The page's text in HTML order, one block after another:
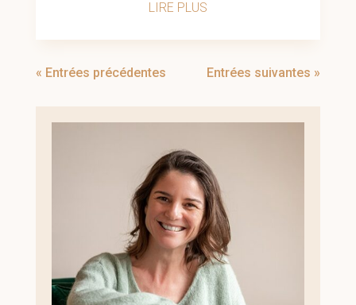
LIRE PLUS
« Entrées précédentes Entrées suivantes »